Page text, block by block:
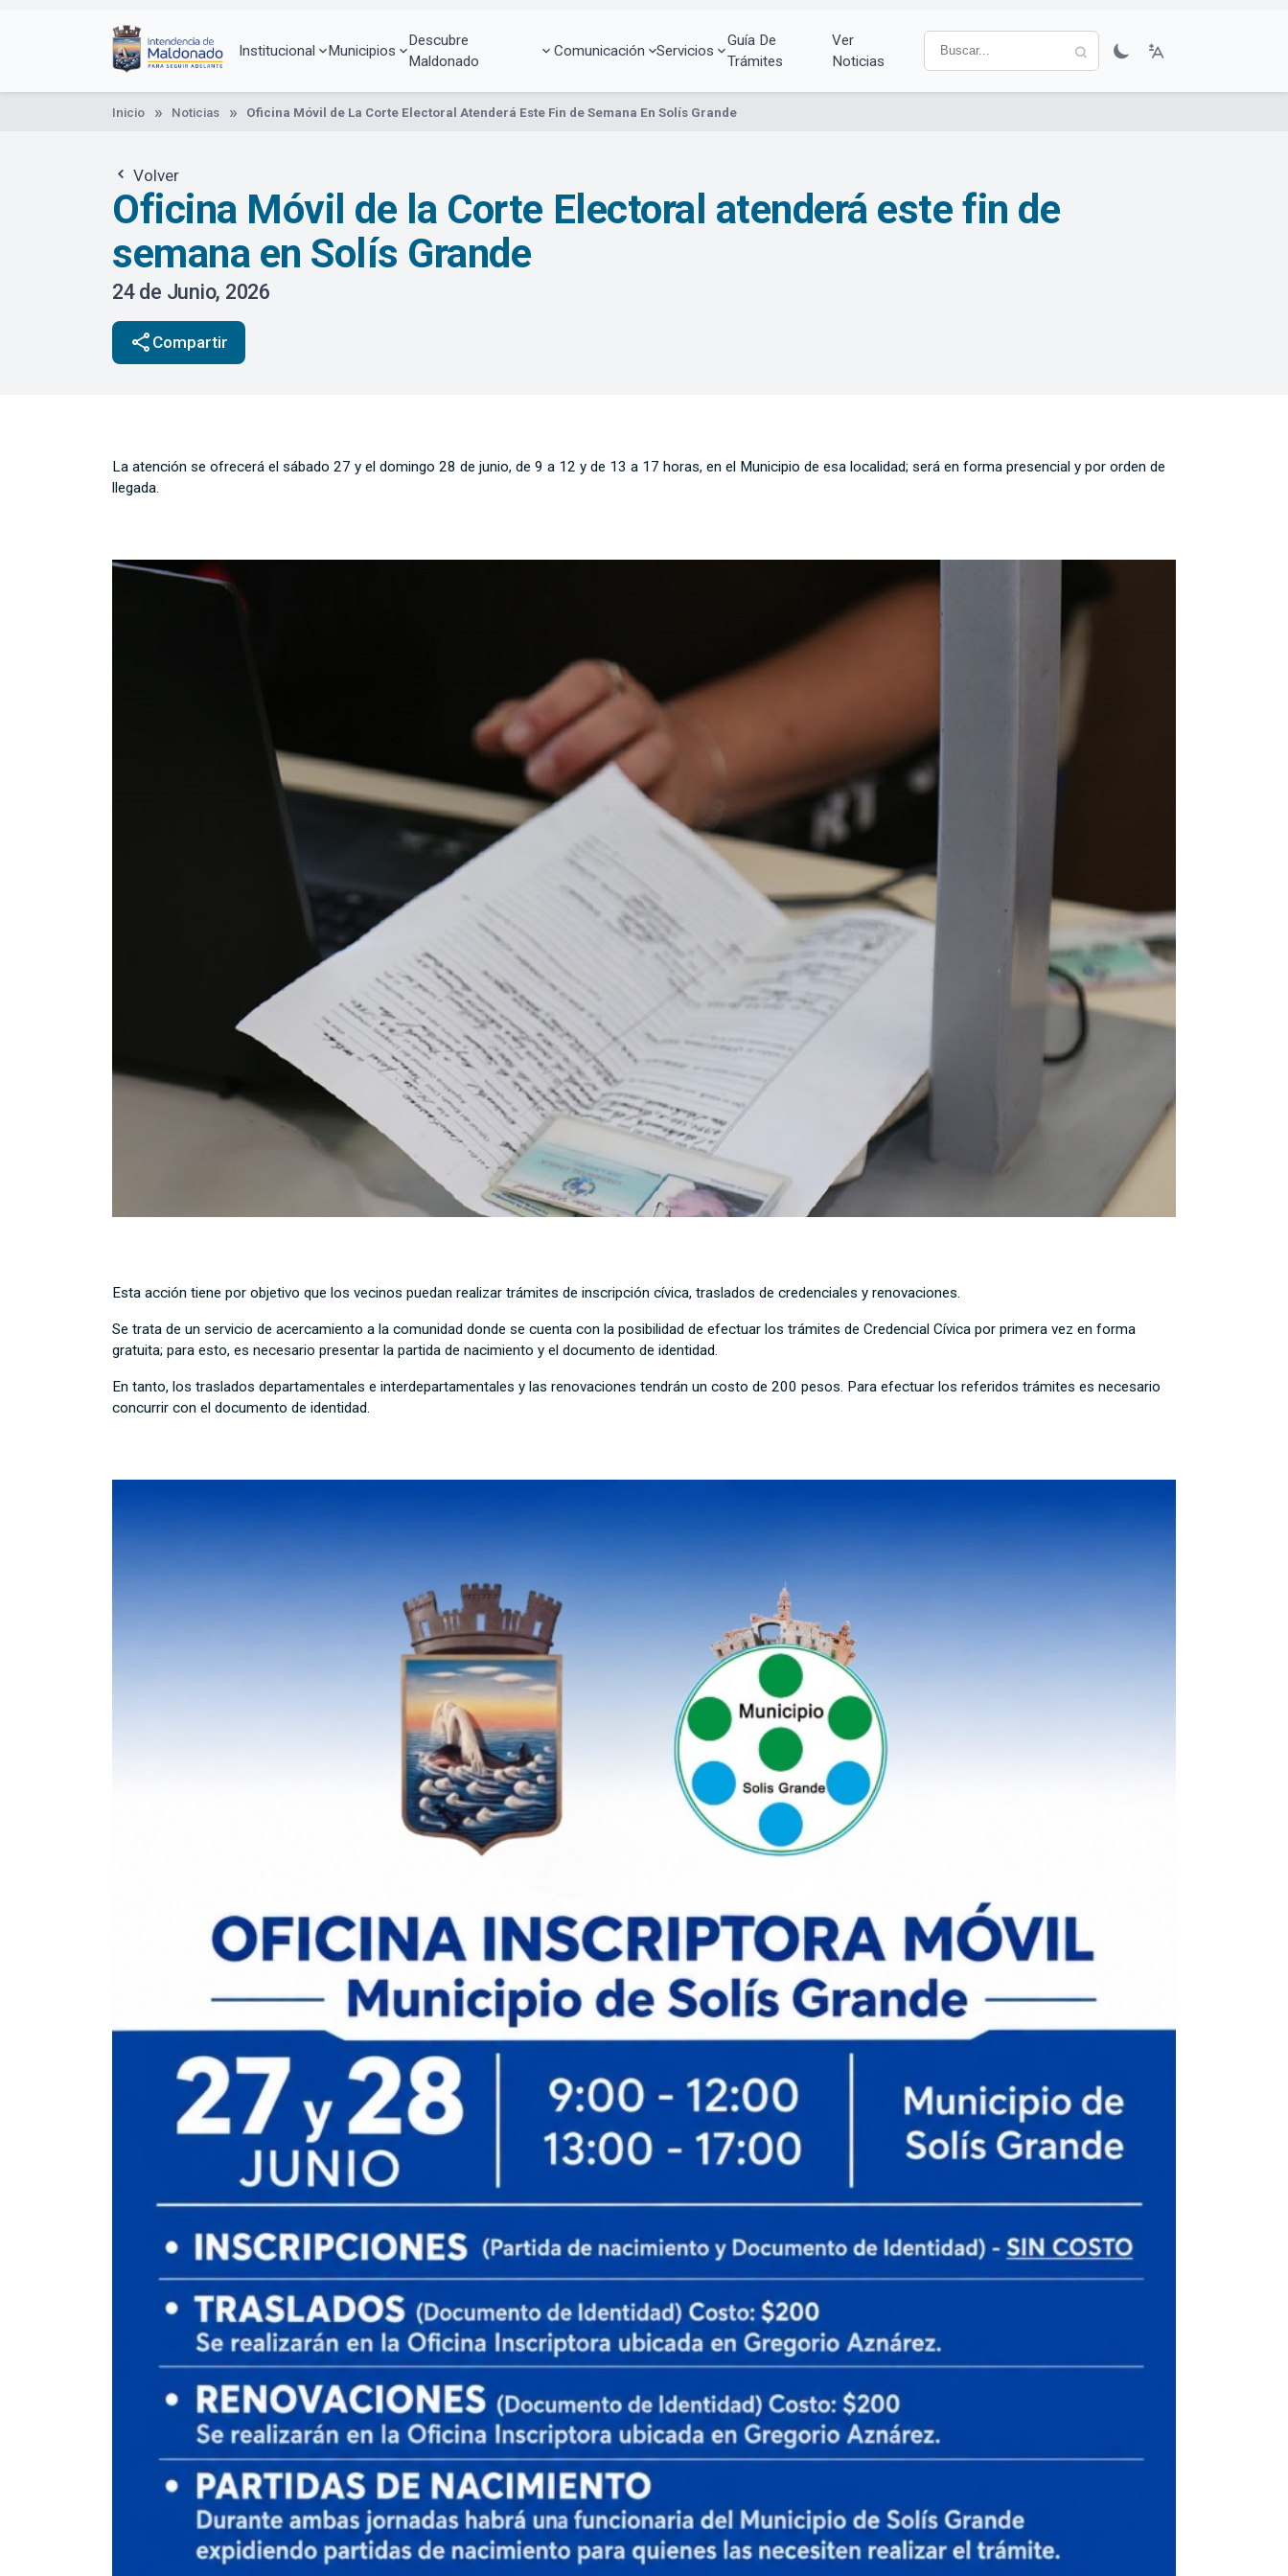
Institucional Municipios
Descubre
Maldonado
Comunicación Servicios
Guía De
Trámites
Ver
Noticias
Inicio Noticias Oficina Móvil de La Corte Electoral Atenderá Este Fin de Semana En Solís Grande
Volver
Oficina Móvil de la Corte Electoral atenderá este fin de
semana en Solís Grande
24 de Junio, 2026
share Compartir
La atención se ofrecerá el sábado 27 y el domingo 28 de junio, de 9 a 12 y de 13 a 17 horas, en el Municipio de esa localidad; será en forma presencial y por orden de
llegada.
Esta acción tiene por objetivo que los vecinos puedan realizar trámites de inscripción cívica, traslados de credenciales y renovaciones.
Se trata de un servicio de acercamiento a la comunidad donde se cuenta con la posibilidad de efectuar los trámites de Credencial Cívica por primera vez en forma
gratuita; para esto, es necesario presentar la partida de nacimiento y el documento de identidad.
En tanto, los traslados departamentales e interdepartamentales y las renovaciones tendrán un costo de 200 pesos. Para efectuar los referidos trámites es necesario
concurrir con el documento de identidad.